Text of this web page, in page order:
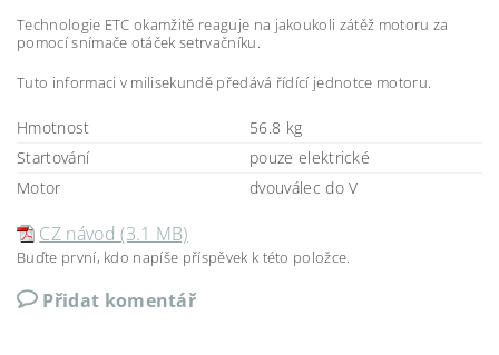
Technologie ETC okamžitě reaguje na jakoukoli zátěž motoru za
pomocí snímače otáček setrvačníku.
Tuto informaci v milisekundě předává řídící jednotce motoru.
Hmotnost
56.8 kg
Startování
pouze elektrické
Motor
dvouválec do V
CZ návod (3.1 MB)
Buďte první, kdo napíše příspěvek k této položce.
Přidat komentář